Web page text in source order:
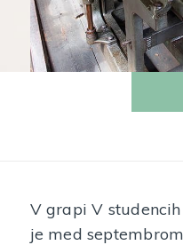
V grapi V
je med